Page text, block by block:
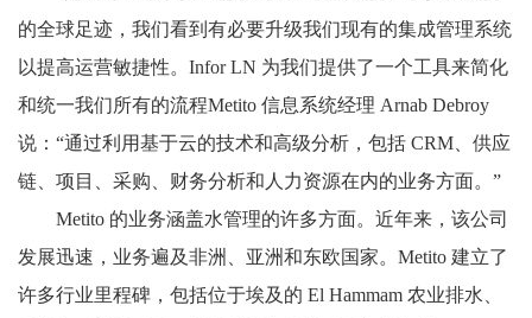
的全球足迹，我们看到有必要升级我们现有的集成管理系统
以提高运营敏捷性。Infor LN 为我们提供了一个工具来简化
和统一我们所有的流程Metito 信息系统经理 Arnab Debroy
说：“通过利用基于云的技术和高级分析，包括 CRM、供应
链、项目、采购、财务分析和人力资源在内的业务方面。”
Metito 的业务涵盖水管理的许多方面。近年来，该公司
发展迅速，业务遍及非洲、亚洲和东欧国家。Metito 建立了
许多行业里程碑，包括位于埃及的 El Hammam 农业排水、